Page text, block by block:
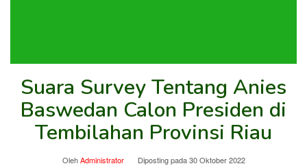
Suara Survey Tentang Anies
Baswedan Calon Presiden di
Tembilahan Provinsi Riau
OlehAdministrator Diposting pada30 Oktober 2022